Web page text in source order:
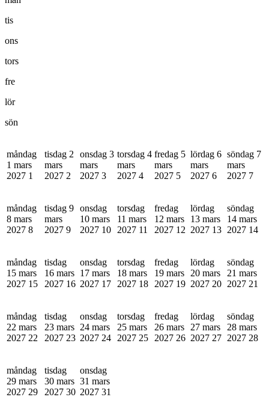
tis
ons
tors
fre
lör
sön
måndag
1 mars
2027 1
tisdag 2
mars
2027 2
onsdag 3
mars
2027 3
torsdag 4
mars
2027 4
fredag 5
mars
2027 5
lördag 6
mars
2027 6
söndag 7
mars
2027 7
måndag
8 mars
2027 8
tisdag 9
mars
2027 9
onsdag
10 mars
2027 10
torsdag
11 mars
2027 11
fredag
12 mars
2027 12
lördag
13 mars
2027 13
söndag
14 mars
2027 14
måndag
15 mars
2027 15
tisdag
16 mars
2027 16
onsdag
17 mars
2027 17
torsdag
18 mars
2027 18
fredag
19 mars
2027 19
lördag
20 mars
2027 20
söndag
21 mars
2027 21
måndag
22 mars
2027 22
tisdag
23 mars
2027 23
onsdag
24 mars
2027 24
torsdag
25 mars
2027 25
fredag
26 mars
2027 26
lördag
27 mars
2027 27
söndag
28 mars
2027 28
måndag
29 mars
2027 29
tisdag
30 mars
2027 30
onsdag
31 mars
2027 31